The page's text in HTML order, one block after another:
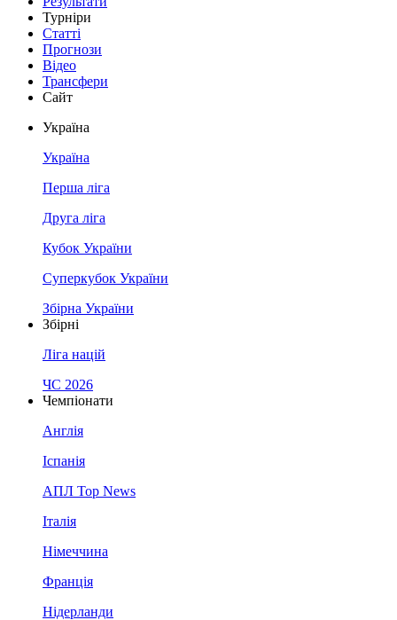
Турніри
Статті
Прогнози
Відео
Трансфери
Сайт
Україна
Україна
Перша ліга
Друга ліга
Кубок України
Суперкубок України
Збірна України
Збірні
Ліга націй
ЧС 2026
Чемпіонати
Англія
Іспанія
АПЛ Top News
Італія
Німеччина
Франція
Нідерланди